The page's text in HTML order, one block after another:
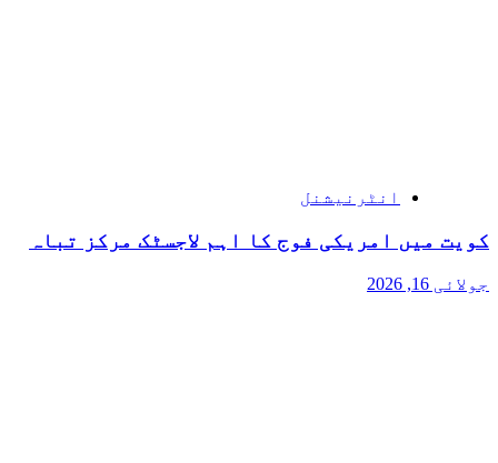
انٹرنیشنل
کویت میں امریکی فوج کا اہم لاجسٹک مرکز تباہ
جولائی 16, 2026